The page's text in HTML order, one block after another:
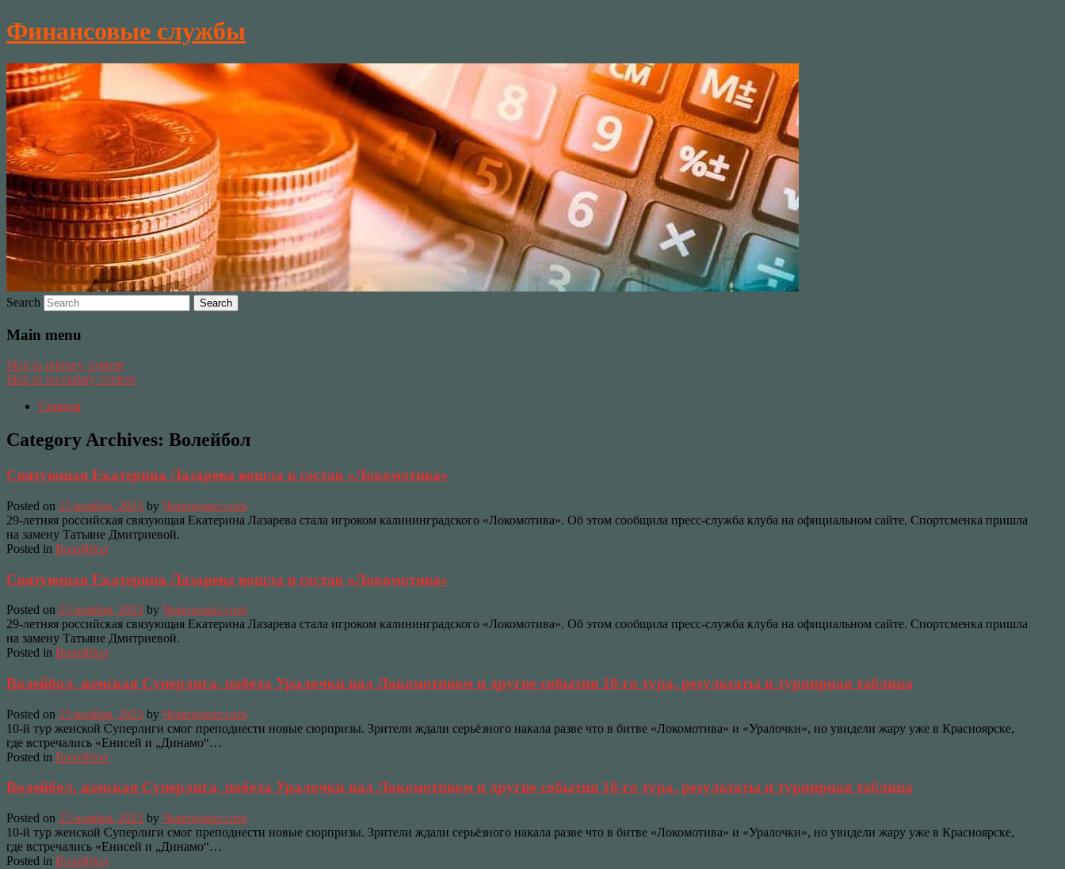
Финансовые службы
Search
Main menu
Skip to primary content
Skip to secondary content
Главная
Category Archives: Волейбол
Связующая Екатерина Лазарева вошла в состав «Локомотива»
Posted on 25 ноября, 2025 by Чемпионат.com
29-летняя российская связующая Екатерина Лазарева стала игроком калининградского «Локомотива». Об этом сообщила пресс-служба клуба на официальном сайте. Спортсменка пришла
на замену Татьяне Дмитриевой.
Posted in Волейбол
Связующая Екатерина Лазарева вошла в состав «Локомотива»
Posted on 25 ноября, 2025 by Чемпионат.com
29-летняя российская связующая Екатерина Лазарева стала игроком калининградского «Локомотива». Об этом сообщила пресс-служба клуба на официальном сайте. Спортсменка пришла
на замену Татьяне Дмитриевой.
Posted in Волейбол
Волейбол, женская Суперлига, победа Уралочки над Локомотивом и другие события 10-го тура, результаты и турнирная таблица
Posted on 25 ноября, 2025 by Чемпионат.com
10-й тур женской Суперлиги смог преподнести новые сюрпризы. Зрители ждали серьёзного накала разве что в битве «Локомотива» и «Уралочки», но увидели жару уже в Красноярске,
где встречались «Енисей и „Динамо“…
Posted in Волейбол
Волейбол, женская Суперлига, победа Уралочки над Локомотивом и другие события 10-го тура, результаты и турнирная таблица
Posted on 25 ноября, 2025 by Чемпионат.com
10-й тур женской Суперлиги смог преподнести новые сюрпризы. Зрители ждали серьёзного накала разве что в битве «Локомотива» и «Уралочки», но увидели жару уже в Красноярске,
где встречались «Енисей и „Динамо“…
Posted in Волейбол